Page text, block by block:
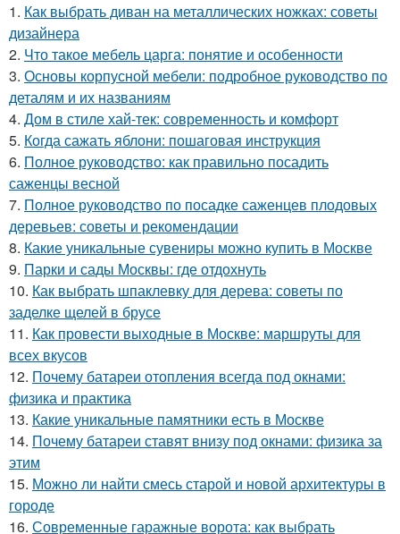
1. Как выбрать диван на металлических ножках: советы
дизайнера
2. Что такое мебель царга: понятие и особенности
3. Основы корпусной мебели: подробное руководство по
деталям и их названиям
4. Дом в стиле хай-тек: современность и комфорт
5. Когда сажать яблони: пошаговая инструкция
6. Полное руководство: как правильно посадить
саженцы весной
7. Полное руководство по посадке саженцев плодовых
деревьев: советы и рекомендации
8. Какие уникальные сувениры можно купить в Москве
9. Парки и сады Москвы: где отдохнуть
10. Как выбрать шпаклевку для дерева: советы по
заделке щелей в брусе
11. Как провести выходные в Москве: маршруты для
всех вкусов
12. Почему батареи отопления всегда под окнами:
физика и практика
13. Какие уникальные памятники есть в Москве
14. Почему батареи ставят внизу под окнами: физика за
этим
15. Можно ли найти смесь старой и новой архитектуры в
городе
16. Современные гаражные ворота: как выбрать